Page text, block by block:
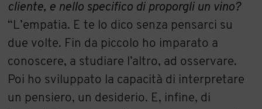
cliente, e nello specifico di proporgli un vino?
“L’empatia. E te lo dico senza pensarci su
due volte. Fin da piccolo ho imparato a
conoscere, a studiare l’altro, ad osservare.
Poi ho sviluppato la capacità di interpretare
un pensiero, un desiderio. E, infine, di